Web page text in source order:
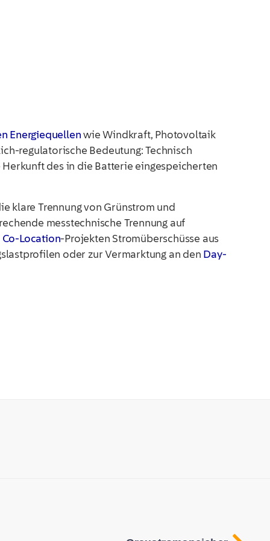
Energiequellenwie Windkraft, Photovoltaik
regulatorische Bedeutung: Technisch
des in die Batterie eingespeicherten
klare Trennung von Grünstrom und
messtechnische Trennung auf
Co-Location-Projekten Stromüberschüsse aus
oder zur Vermarktung an den Day-